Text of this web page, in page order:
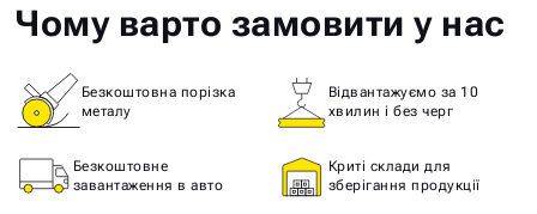
Чому варто замовити у нас
Безкоштовна порізка
металу
Відвантажуємо за 10
хвилин і без черг
Безкоштовне
завантаження в авто
Криті склади для
зберігання продукції